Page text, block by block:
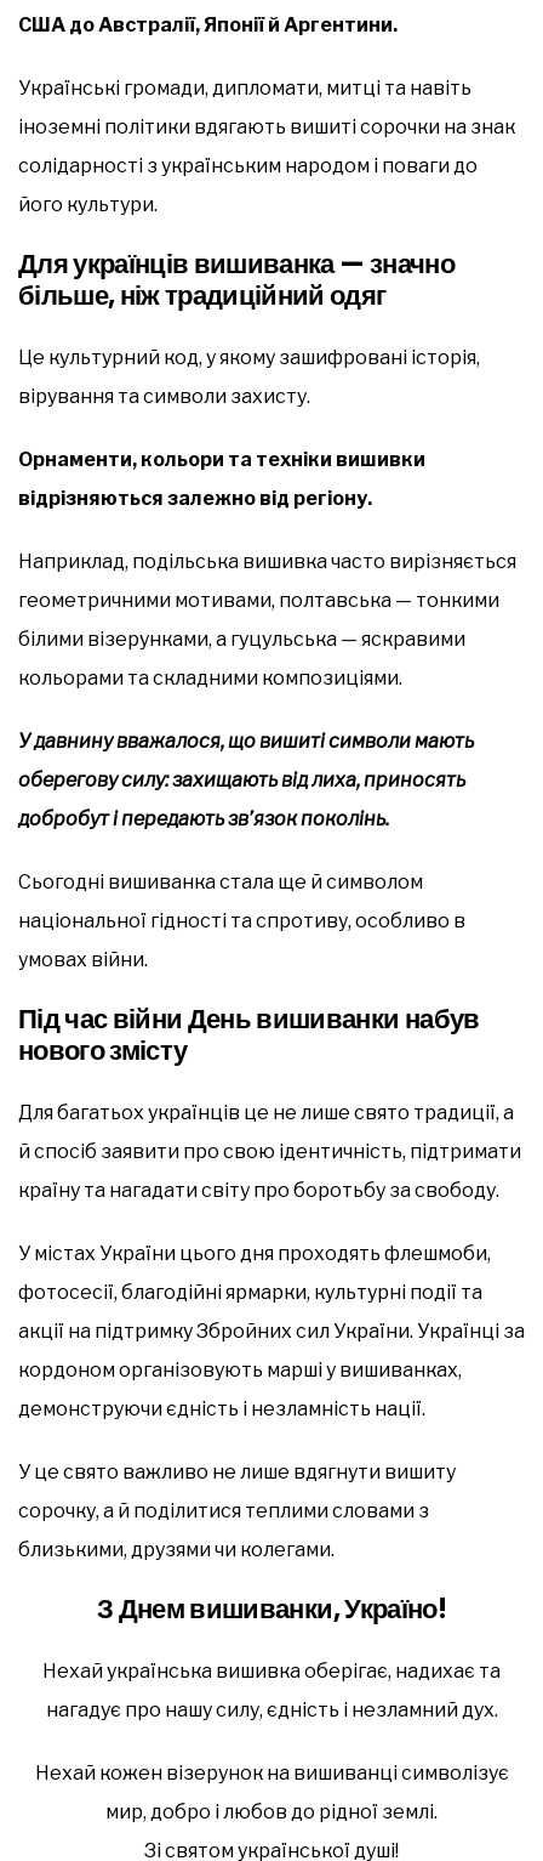
США до Австралії, Японії й Аргентини.
Українські громади, дипломати, митці та навіть
іноземні політики вдягають вишиті сорочки на знак
солідарності з українським народом і поваги до
його культури.
Для українців вишиванка — значно
більше, ніж традиційний одяг
Це культурний код, у якому зашифровані історія,
вірування та символи захисту.
Орнаменти, кольори та техніки вишивки
відрізняються залежно від регіону.
Наприклад, подільська вишивка часто вирізняється
геометричними мотивами, полтавська — тонкими
білими візерунками, а гуцульська — яскравими
кольорами та складними композиціями.
У давнину вважалося, що вишиті символи мають
оберегову силу: захищають від лиха, приносять
добробут і передають зв’язок поколінь.
Сьогодні вишиванка стала ще й символом
національної гідності та спротиву, особливо в
умовах війни.
Під час війни День вишиванки набув
нового змісту
Для багатьох українців це не лише свято традиції, а
й спосіб заявити про свою ідентичність, підтримати
країну та нагадати світу про боротьбу за свободу.
У містах України цього дня проходять флешмоби,
фотосесії, благодійні ярмарки, культурні події та
акції на підтримку Збройних сил України. Українці за
кордоном організовують марші у вишиванках,
демонструючи єдність і незламність нації.
У це свято важливо не лише вдягнути вишиту
сорочку, а й поділитися теплими словами з
близькими, друзями чи колегами.
З Днем вишиванки, Україно!
Нехай українська вишивка оберігає, надихає та
нагадує про нашу силу, єдність і незламний дух.
Нехай кожен візерунок на вишиванці символізує
мир, добро і любов до рідної землі.
Зі святом української душі!